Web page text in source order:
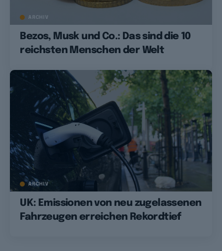
ARCHIV
Bezos, Musk und Co.: Das sind die 10
reichsten Menschen der Welt
ARCHIV
UK: Emissionen von neu zugelassenen
Fahrzeugen erreichen Rekordtief